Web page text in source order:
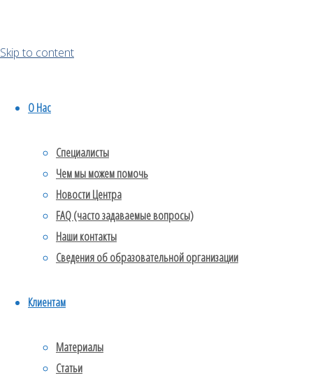
Skip to content
О Нас
Специалисты
Чем мы можем помочь
Новости Центра
FAQ (часто задаваемые вопросы)
Наши контакты
Сведения об образовательной организации
Клиентам
Материалы
Статьи
отношении
еды
во
самоизоляции?